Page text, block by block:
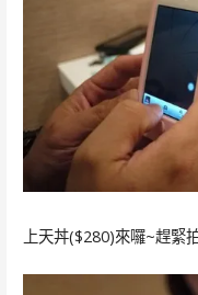
上天丼($280)來囉~趕緊